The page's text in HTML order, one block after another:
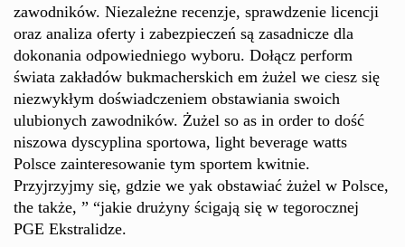
zawodników. Niezależne recenzje, sprawdzenie licencji
oraz analiza oferty i zabezpieczeń są zasadnicze dla
dokonania odpowiedniego wyboru. Dołącz perform
świata zakładów bukmacherskich em żużel we ciesz się
niezwykłym doświadczeniem obstawiania swoich
ulubionych zawodników. Żużel so as in order to dość
niszowa dyscyplina sportowa, light beverage watts
Polsce zainteresowanie tym sportem kwitnie.
Przyjrzyjmy się, gdzie we yak obstawiać żużel w Polsce,
the także, ” “jakie drużyny ścigają się w tegorocznej
PGE Ekstralidze.